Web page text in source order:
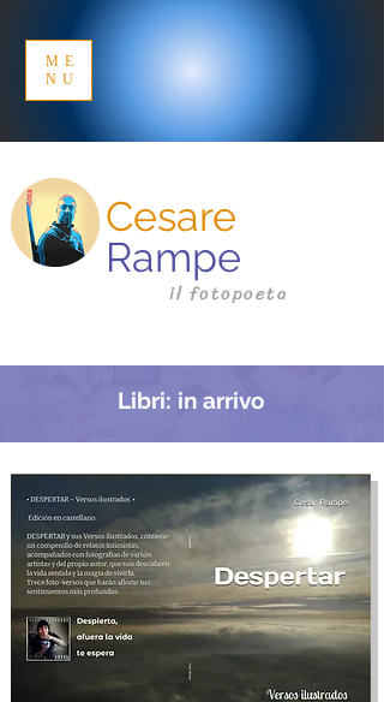
ME
NU
Cesare
Rampe
il fotopoeta
Libri: in arrivo